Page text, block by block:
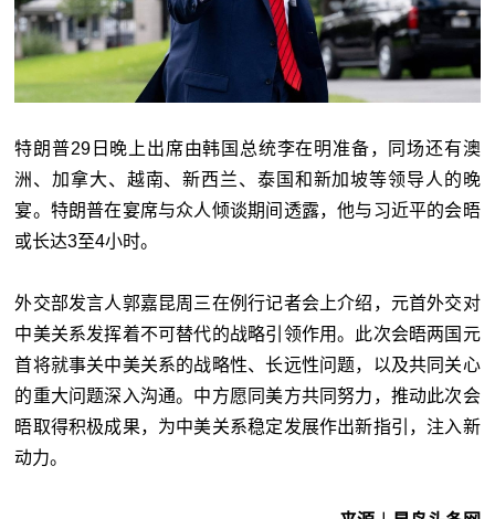
特朗普29日晚上出席由韩国总统李在明准备，同场还有澳
洲、加拿大、越南、新西兰、泰国和新加坡等领导人的晚
宴。特朗普在宴席与众人倾谈期间透露，他与习近平的会晤
或长达3至4小时。
外交部发言人郭嘉昆周三在例行记者会上介绍，元首外交对
中美关系发挥着不可替代的战略引领作用。此次会晤两国元
首将就事关中美关系的战略性、长远性问题，以及共同关心
的重大问题深入沟通。中方愿同美方共同努力，推动此次会
晤取得积极成果，为中美关系稳定发展作出新指引，注入新
动力。